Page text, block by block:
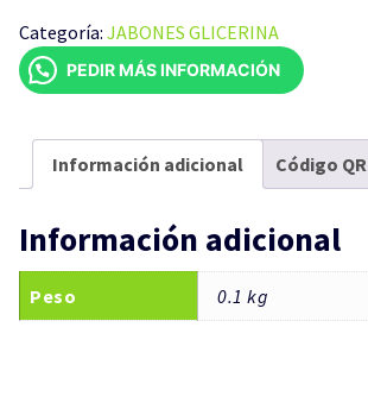
DE
CARACOL
100GR
Categoría: JABONES GLICERINA
PEDIR MÁS INFORMACIÓN
Información adicional Código QR
Información adicional
Peso 0.1 kg